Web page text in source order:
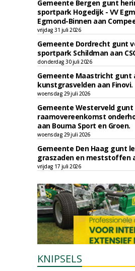
Gemeente Bergen gunt
sportpark Hogedijk - VV
Egmond-Binnen aan
vrijdag 31 juli 2026
Gemeente Dordrecht gunt
sportpark Schildman aan
donderdag 30 juli 2026
Gemeente Maastricht gunt
kunstgrasvelden aan Finovi.
woensdag 29 juli 2026
Gemeente Westerveld gunt
raamovereenkomst
aan Bouma Sport en Groen.
woensdag 29 juli 2026
Gemeente Den Haag gunt
graszaden en meststoffen
vrijdag 17 juli 2026
KNIPSELS